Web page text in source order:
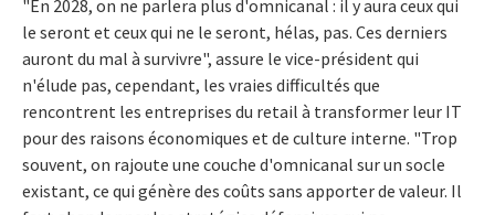
"En 2028, on ne parlera plus d'omnicanal : il y aura ceux qui
le seront et ceux qui ne le seront, hélas, pas. Ces derniers
auront du mal à survivre", assure le vice-président qui
n'élude pas, cependant, les vraies difficultés que
rencontrent les entreprises du retail à transformer leur IT
pour des raisons économiques et de culture interne. "Trop
souvent, on rajoute une couche d'omnicanal sur un socle
existant, ce qui génère des coûts sans apporter de valeur. Il